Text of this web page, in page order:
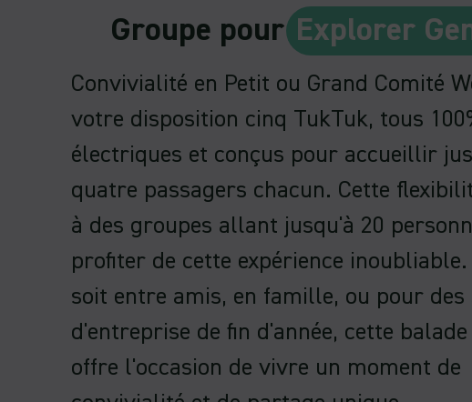
Groupe pour Explorer
Convivialité en Petit ou Grand Comité
votre disposition cinq TukTuk, tous
électriques et conçus pour accueillir
quatre passagers chacun. Cette
à des groupes allant jusqu'à 20
profiter de cette expérience inoubliable.
soit entre amis, en famille, ou pour des
d'entreprise de fin d'année, cette
offre l'occasion de vivre un moment de